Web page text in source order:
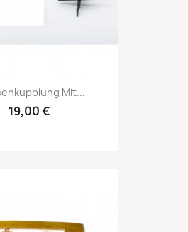
Mit...
19,00 €